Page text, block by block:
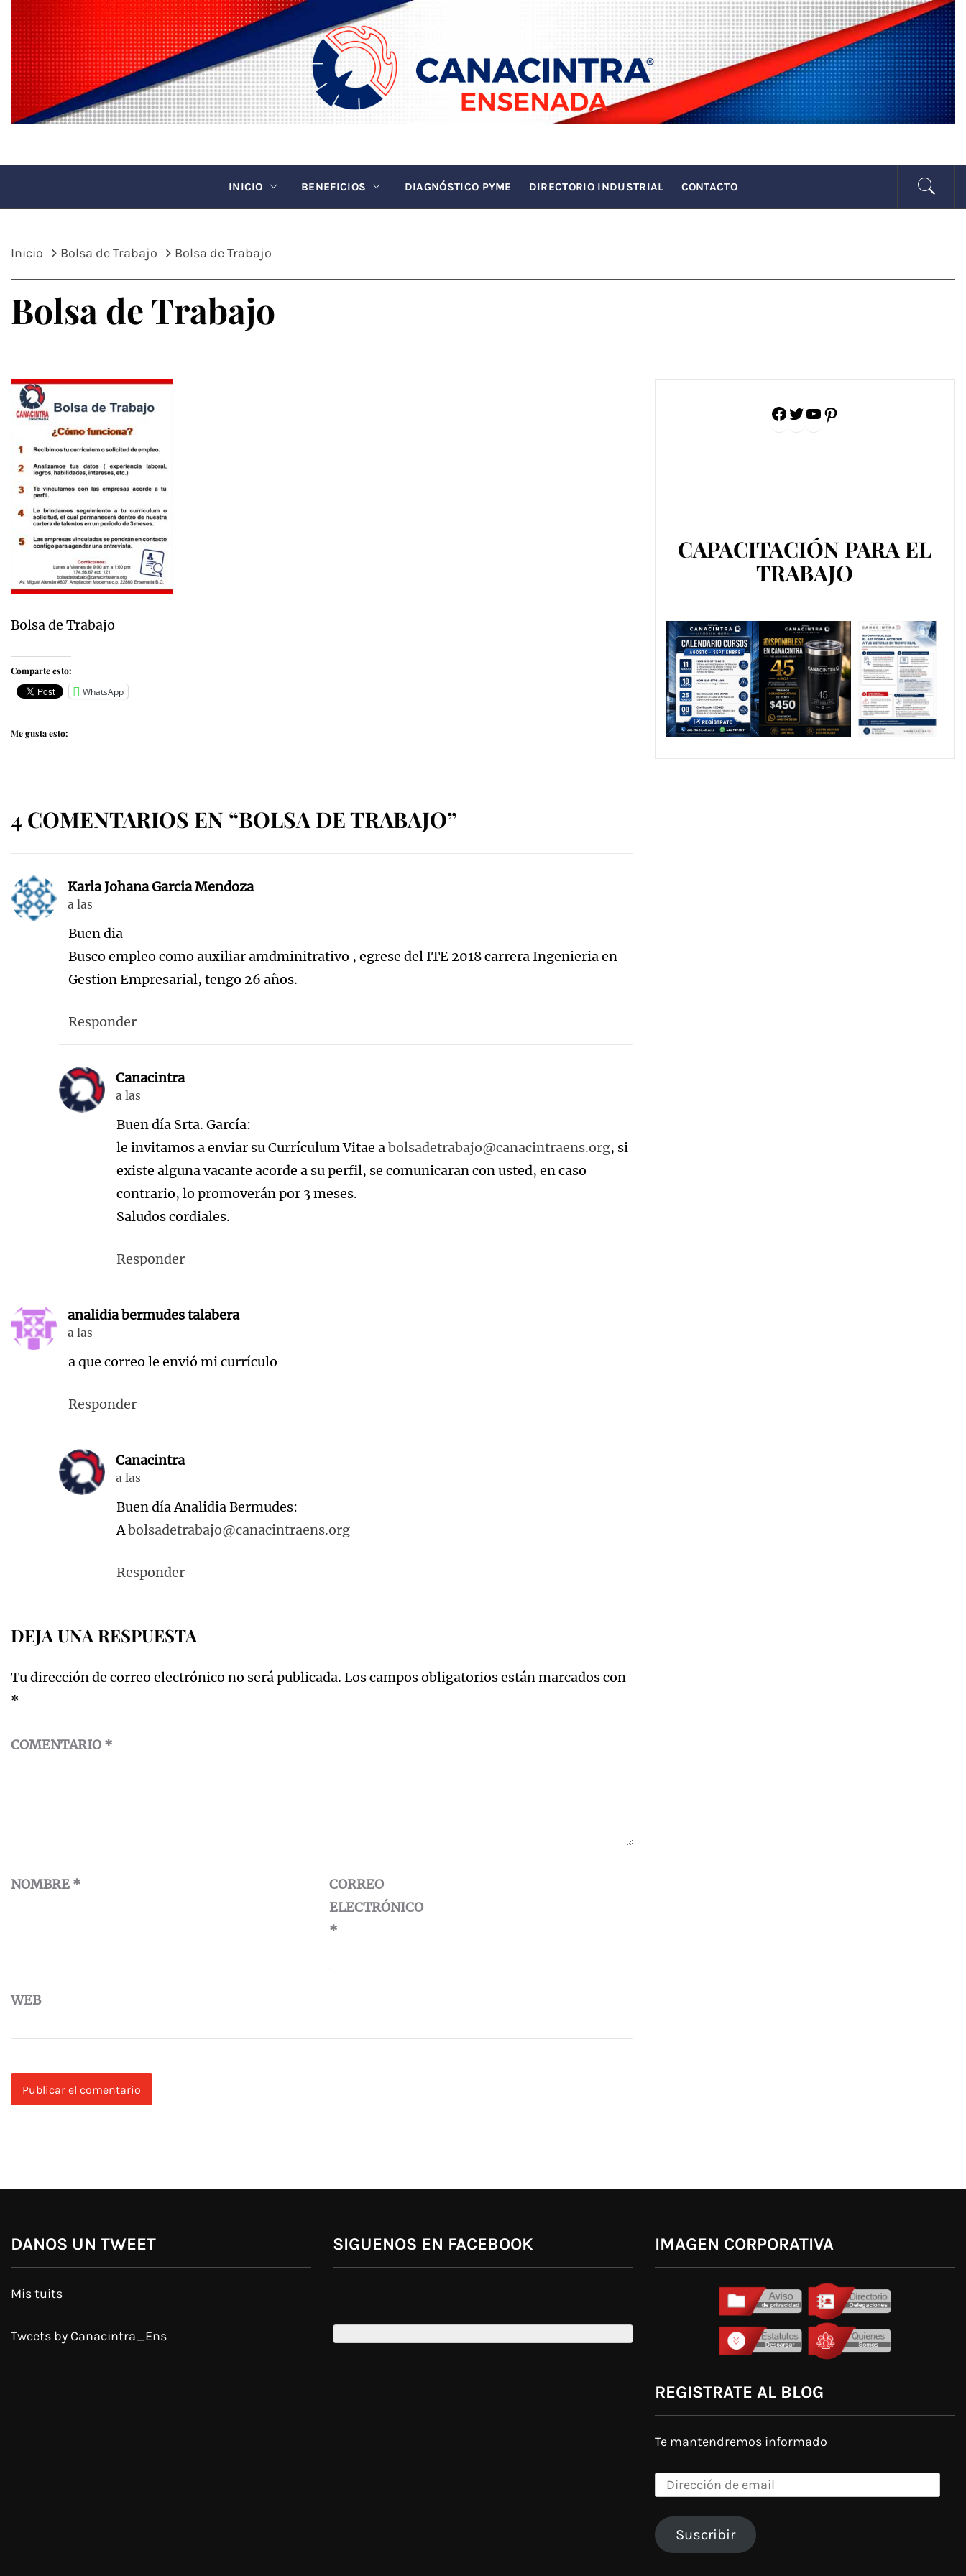
Saltar
contenido
CANACINTRA ENSENADA
La fuerza de la industria
INICIO BENEFICIOS DIAGNÓSTICO PYME DIRECTORIO INDUSTRIAL CONTACTO
Inicio Bolsa de Trabajo Bolsa de Trabajo
Bolsa de Trabajo
Bolsa de Trabajo
Comparte esto:
WhatsApp
Me gusta esto:
4 COMENTARIOS EN “BOLSA DE TRABAJO”
Karla Johana Garcia Mendoza
a las
Buen dia
Busco empleo como auxiliar amdminitrativo , egrese del ITE 2018 carrera Ingenieria en
Gestion Empresarial, tengo 26 años.
Responder
Canacintra
a las
Buen día Srta. García:
le invitamos a enviar su Currículum Vitae abolsadetrabajo@canacintraens.org, si
existe alguna vacante acorde a su perfil, se comunicaran con usted, en caso
contrario, lo promoverán por 3 meses.
Saludos cordiales.
Responder
analidia bermudes talabera
a las
a que correo le envió mi currículo
Responder
Canacintra
a las
Buen día Analidia Bermudes:
Abolsadetrabajo@canacintraens.org
Responder
DEJA UNA RESPUESTA
Tu dirección de correo electrónico no será publicada. Los campos obligatorios están marcados con
*
COMENTARIO *
NOMBRE *
CORREO
ELECTRÓNICO
*
WEB
Facebook
Twitter
YouTube
Pinterest
CAPACITACIÓN PARA EL
TRABAJO
DANOS UN TWEET
Mis tuits
Tweets by Canacintra_Ens
SIGUENOS EN FACEBOOK IMAGEN CORPORATIVA
REGISTRATE AL BLOG
Te mantendremos informado
Dirección
emailSuscribir